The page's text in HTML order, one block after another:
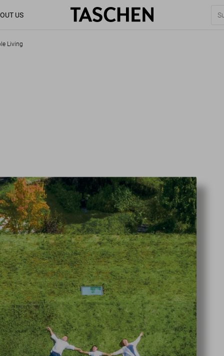
US
Living